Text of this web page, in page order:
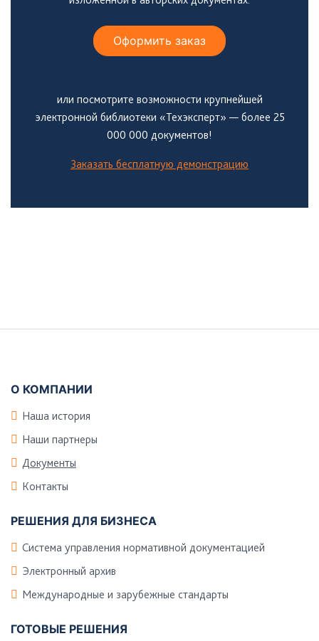
Оформить заказ
или посмотрите возможности крупнейшей
электронной библиотеки «Техэксперт» — более 25
000 000 документов!
Заказать бесплатную демонстрацию
О КОМПАНИИ
Наша история
Наши партнеры
Документы
Контакты
РЕШЕНИЯ ДЛЯ БИЗНЕСА
Система управления нормативной документацией
Электронный архив
Международные и зарубежные стандарты
ГОТОВЫЕ РЕШЕНИЯ